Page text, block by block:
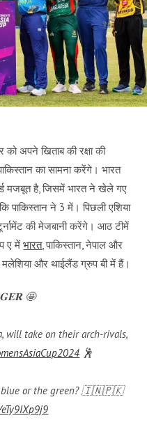
अपने खिताब की रक्षा की
का सामना करेंगे। भारत
मजबूत है, जिसमें भारत ने खेले गए
पाकिस्तान ने 3 में। पिछली एशिया
की मेजबानी करेंगे। आठ टीमें
ए मेंभारत, पाकिस्तान, नेपाल और
मलेशिया और थाईलैंड ग्रुप बी में हैं।
🤩
will take on their arch-rivals,
🕺
blue or the green? 🇮🇳🇵🇰